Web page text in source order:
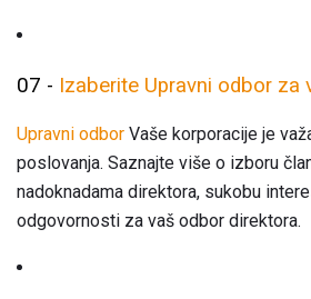
07 - Izaberite Upravni odbor za
Upravni odbor Vaše korporacije je
poslovanja. Saznajte više o izboru
nadoknadama direktora, sukobu
odgovornosti za vaš odbor direktora.